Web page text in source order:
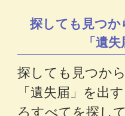
探しても見つ
「遺
探しても見つか
「遺失届」を出
ろすべてを探し